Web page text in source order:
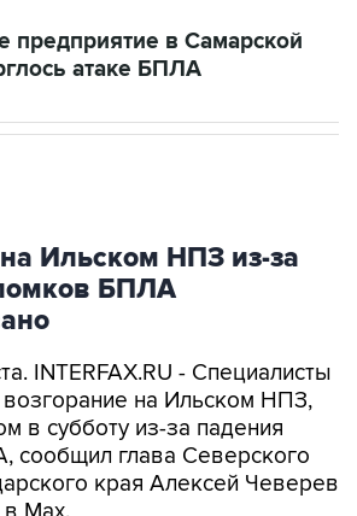
в Самарской
атаке БПЛА
Ильском НПЗ из-за
БПЛА
INTERFAX.RU - Специалисты
на Ильском НПЗ,
в субботу из-за падения
сообщил глава Северского
края Алексей Чеверев